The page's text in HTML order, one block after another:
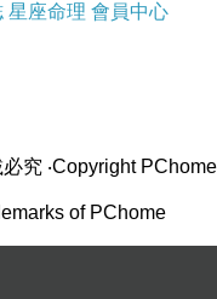
星座命理 會員中心
必究 ‧Copyright PChome
of PChome